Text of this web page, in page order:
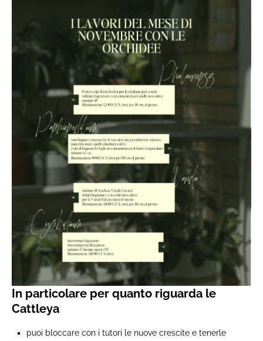
In particolare per quanto riguarda le
Cattleya
puoi bloccare con i tutori le nuove crescite e tenerle